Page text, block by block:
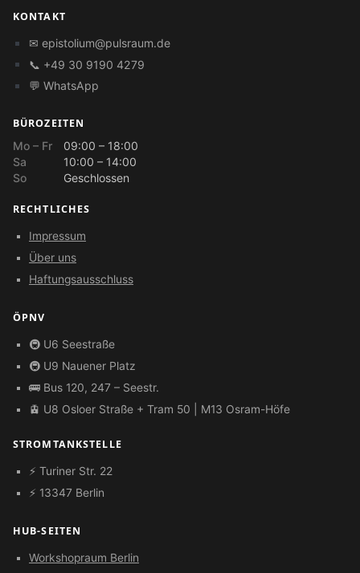
KONTAKT
✉ epistolium@pulsraum.de
📞 +49 30 9190 4279
💬 WhatsApp
BÜROZEITEN
Mo – Fr
09:00 – 18:00
Sa
10:00 – 14:00
So
Geschlossen
RECHTLICHES
Impressum
Über uns
Haftungsausschluss
ÖPNV
🚇 U6 Seestraße
🚇 U9 Nauener Platz
🚌 Bus 120, 247 – Seestr.
🚊 U8 Osloer Straße + Tram 50 | M13 Osram-Höfe
STROMTANKSTELLE
⚡ Turiner Str. 22
⚡ 13347 Berlin
HUB-SEITEN
Workshopraum Berlin